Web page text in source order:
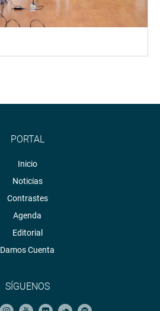
PORTAL
Inicio
Noticias
Contrastes
Agenda
Editorial
Damos Cuenta
SÍGUENOS